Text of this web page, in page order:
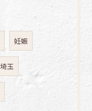
妊娠
埼玉